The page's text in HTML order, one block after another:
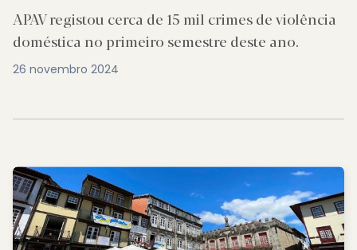
APAV registou cerca de 15 mil crimes de violência
doméstica no primeiro semestre deste ano.
26 novembro 2024